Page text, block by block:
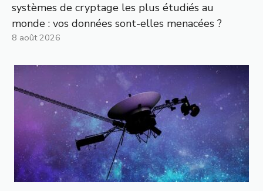
systèmes de cryptage les plus étudiés au
monde : vos données sont-elles menacées ?
8 août 2026